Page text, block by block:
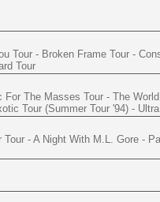
Tour - Broken Frame Tour -
Tour
For The Masses Tour - The
Tour (Summer Tour '94) -
- A Night With M.L. Gore -